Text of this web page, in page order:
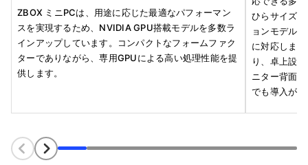
ZBOX ミニPCは、用途に応じた最適なパフォーマン
スを実現するため、NVIDIA GPU搭載モデルを多数ラ
インアップしています。コンパクトなフォームファク
ターでありながら、専用GPUによる高い処理性能を提
供します。
ひらサイズ
ョンモデル
に対応しま
り、卓上設
ニター背面
でも導入が